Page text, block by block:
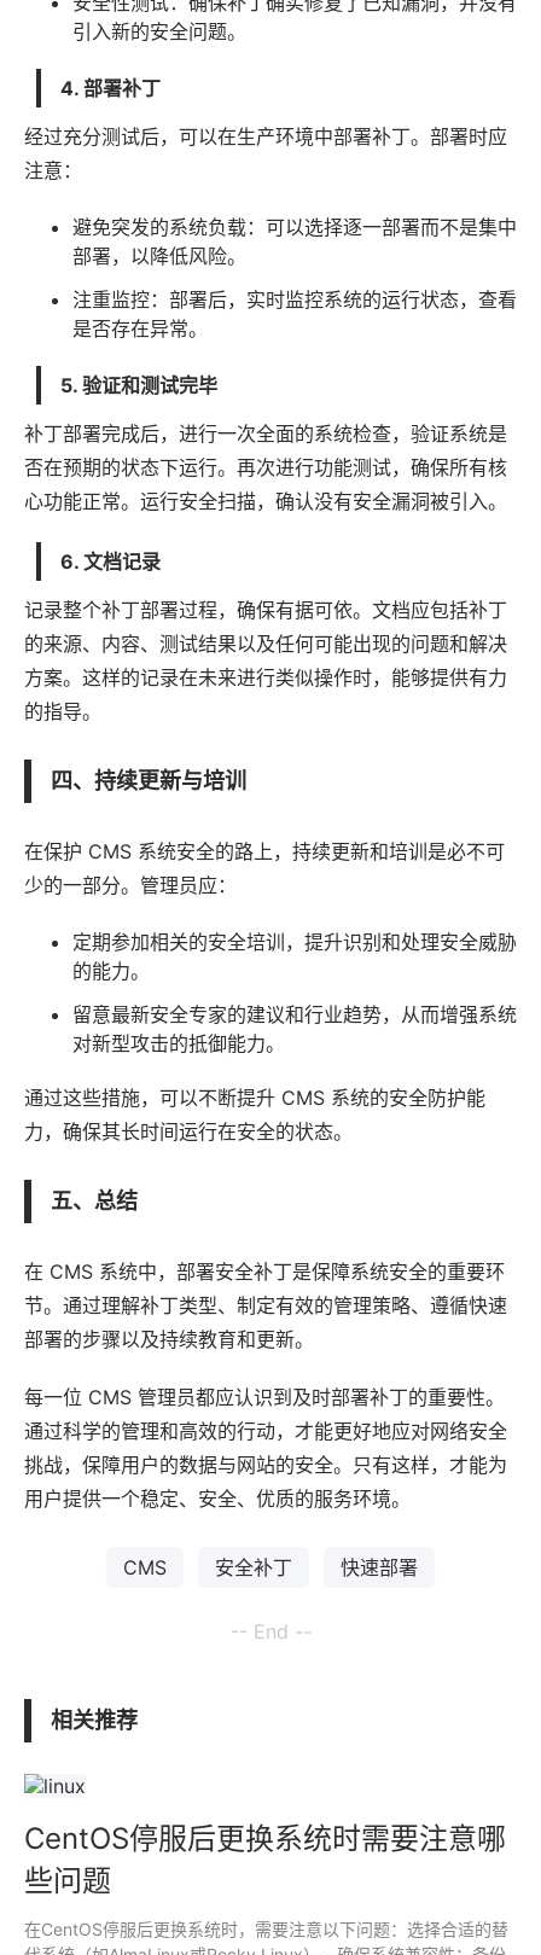
引入新的安全问题。
4. 部署补丁
经过充分测试后，可以在生产环境中部署补丁。部署时应
注意：
避免突发的系统负载：可以选择逐一部署而不是集中
部署，以降低风险。
注重监控：部署后，实时监控系统的运行状态，查看
是否存在异常。
5. 验证和测试完毕
补丁部署完成后，进行一次全面的系统检查，验证系统是
否在预期的状态下运行。再次进行功能测试，确保所有核
心功能正常。运行安全扫描，确认没有安全漏洞被引入。
6. 文档记录
记录整个补丁部署过程，确保有据可依。文档应包括补丁
的来源、内容、测试结果以及任何可能出现的问题和解决
方案。这样的记录在未来进行类似操作时，能够提供有力
的指导。
四、持续更新与培训
在保护 CMS 系统安全的路上，持续更新和培训是必不可
少的一部分。管理员应：
定期参加相关的安全培训，提升识别和处理安全威胁
的能力。
留意最新安全专家的建议和行业趋势，从而增强系统
对新型攻击的抵御能力。
通过这些措施，可以不断提升 CMS 系统的安全防护能
力，确保其长时间运行在安全的状态。
五、总结
在 CMS 系统中，部署安全补丁是保障系统安全的重要环
节。通过理解补丁类型、制定有效的管理策略、遵循快速
部署的步骤以及持续教育和更新。
每一位 CMS 管理员都应认识到及时部署补丁的重要性。
通过科学的管理和高效的行动，才能更好地应对网络安全
挑战，保障用户的数据与网站的安全。只有这样，才能为
用户提供一个稳定、安全、优质的服务环境。
CMS 安全补丁 快速部署
-- End --
相关推荐
CentOS停服后更换系统时需要注意哪
些问题
在CentOS停服后更换系统时，需要注意以下问题：选择合适的替